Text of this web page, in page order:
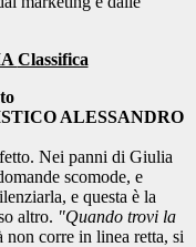
Classifica
ALESSANDRO
Nei panni di Giulia
scomode, e
e questa è la
altro. "Quando trovi la
non corre in linea retta, si